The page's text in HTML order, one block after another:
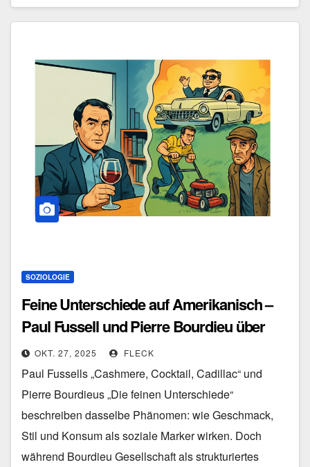
SOZIOLOGIE
Feine Unterschiede auf Amerikanisch –
Paul Fussell und Pierre Bourdieu über
Klasse, Geschmack und Distinktion
OKT. 27, 2025 FLECK
Paul Fussells „Cashmere, Cocktail, Cadillac“ und
Pierre Bourdieus „Die feinen Unterschiede“
beschreiben dasselbe Phänomen: wie Geschmack,
Stil und Konsum als soziale Marker wirken. Doch
während Bourdieu Gesellschaft als strukturiertes